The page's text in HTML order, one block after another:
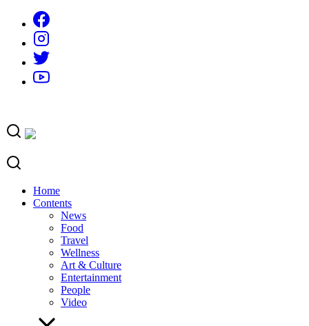
content
Home
Contents
News
Food
Travel
Wellness
Art & Culture
Entertainment
People
Video